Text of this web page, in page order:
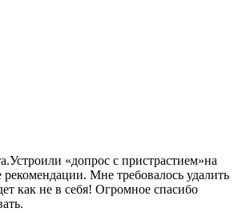
«допрос с пристрастием»на
Мне требовалось удалить
как не в себя! Огромное спасибо